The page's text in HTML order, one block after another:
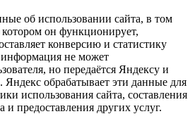
об использовании сайта, в том
котором он функционирует,
конверсию и статистику
не может
но передаётся Яндексу и
Яндекс обрабатывает эти данные для
использования сайта, составления
и предоставления других услуг.